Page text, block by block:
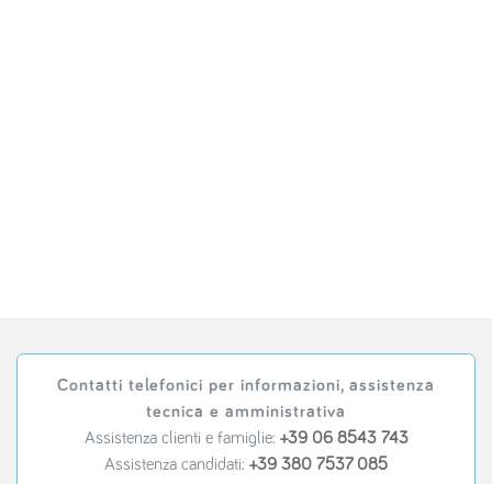
Contatti telefonici per informazioni, assistenza
tecnica e amministrativa
Assistenza clienti e famiglie: +39 06 8543 743
Assistenza candidati: +39 380 7537 085